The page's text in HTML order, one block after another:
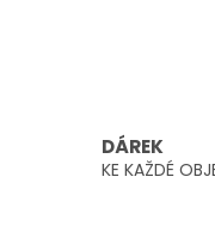
DÁREK
KE KAŽDÉ